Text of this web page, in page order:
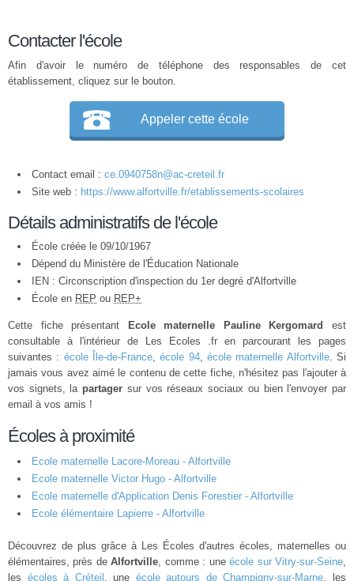
Contacter l'école
Afin d'avoir le numéro de téléphone des responsables de cet
établissement, cliquez sur le bouton.
Appeler cette école
Contact email : ce.0940758n@ac-creteil.fr
Site web : https://www.alfortville.fr/etablissements-scolaires
Détails administratifs de l'école
École créée le 09/10/1967
Dépend du Ministère de l'Éducation Nationale
IEN : Circonscription d'inspection du 1er degré d'Alfortville
École en REP ou REP+
Cette fiche présentant Ecole maternelle Pauline Kergomard
est
consultable à l'intérieur de Les Ecoles .fr en parcourant les pages
suivantes : école Île-de-France,école 94,école maternelle Alfortville. Si
jamais vous avez aimé le contenu de cette fiche, n'hésitez pas l'ajouter à
vos signets, la partager sur vos réseaux sociaux ou bien l'envoyer par
email à vos amis !
Écoles à proximité
Ecole maternelle Lacore-Moreau - Alfortville
Ecole maternelle Victor Hugo - Alfortville
Ecole maternelle d'Application Denis Forestier - Alfortville
Ecole élémentaire Lapierre - Alfortville
Découvrez de plus grâce à Les Écoles d'autres écoles, maternelles ou
élémentaires, près deAlfortville, comme : uneécole sur Vitry-sur-Seine,
les écoles à Créteil , une école autours de Champigny-sur-Marne, les